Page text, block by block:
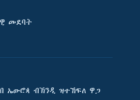
መደባት
ኤውሮጳ ብኽንዲ ዝተኸፍለ ዋጋ